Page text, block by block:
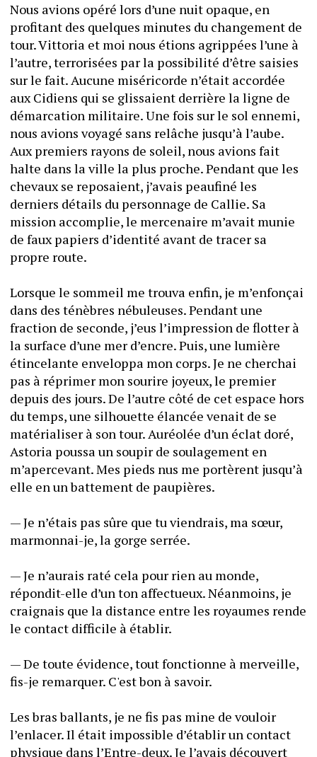
Nous avions opéré lors d’une nuit opaque, en
profitant des quelques minutes du changement de
tour. Vittoria et moi nous étions agrippées l’une à
l’autre, terrorisées par la possibilité d’être saisies
sur le fait. Aucune miséricorde n’était accordée
aux Cidiens qui se glissaient derrière la ligne de
démarcation militaire. Une fois sur le sol ennemi,
nous avions voyagé sans relâche jusqu’à l’aube.
Aux premiers rayons de soleil, nous avions fait
halte dans la ville la plus proche. Pendant que les
chevaux se reposaient, j’avais peaufiné les
derniers détails du personnage de Callie. Sa
mission accomplie, le mercenaire m’avait munie
de faux papiers d’identité avant de tracer sa
Lorsque le sommeil me trouva enfin, je m’enfonçai
dans des ténèbres nébuleuses. Pendant une
fraction de seconde, j’eus l’impression de flotter à
la surface d’une mer d’encre. Puis, une lumière
étincelante enveloppa mon corps. Je ne cherchai
pas à réprimer mon sourire joyeux, le premier
depuis des jours. De l’autre côté de cet espace hors
du temps, une silhouette élancée venait de se
matérialiser à son tour. Auréolée d’un éclat doré,
Astoria poussa un soupir de soulagement en
m’apercevant. Mes pieds nus me portèrent jusqu’à
— Je n’étais pas sûre que tu viendrais, ma sœur,
— Je n’aurais raté cela pour rien au monde,
répondit-elle d’un ton affectueux. Néanmoins, je
craignais que la distance entre les royaumes rende
— De toute évidence, tout fonctionne à merveille,
fis-je remarquer. C'est bon à savoir.
Les bras ballants, je ne fis pas mine de vouloir
l’enlacer. Il était impossible d’établir un contact
physique dans l’Entre-deux. Je l’avais découvert